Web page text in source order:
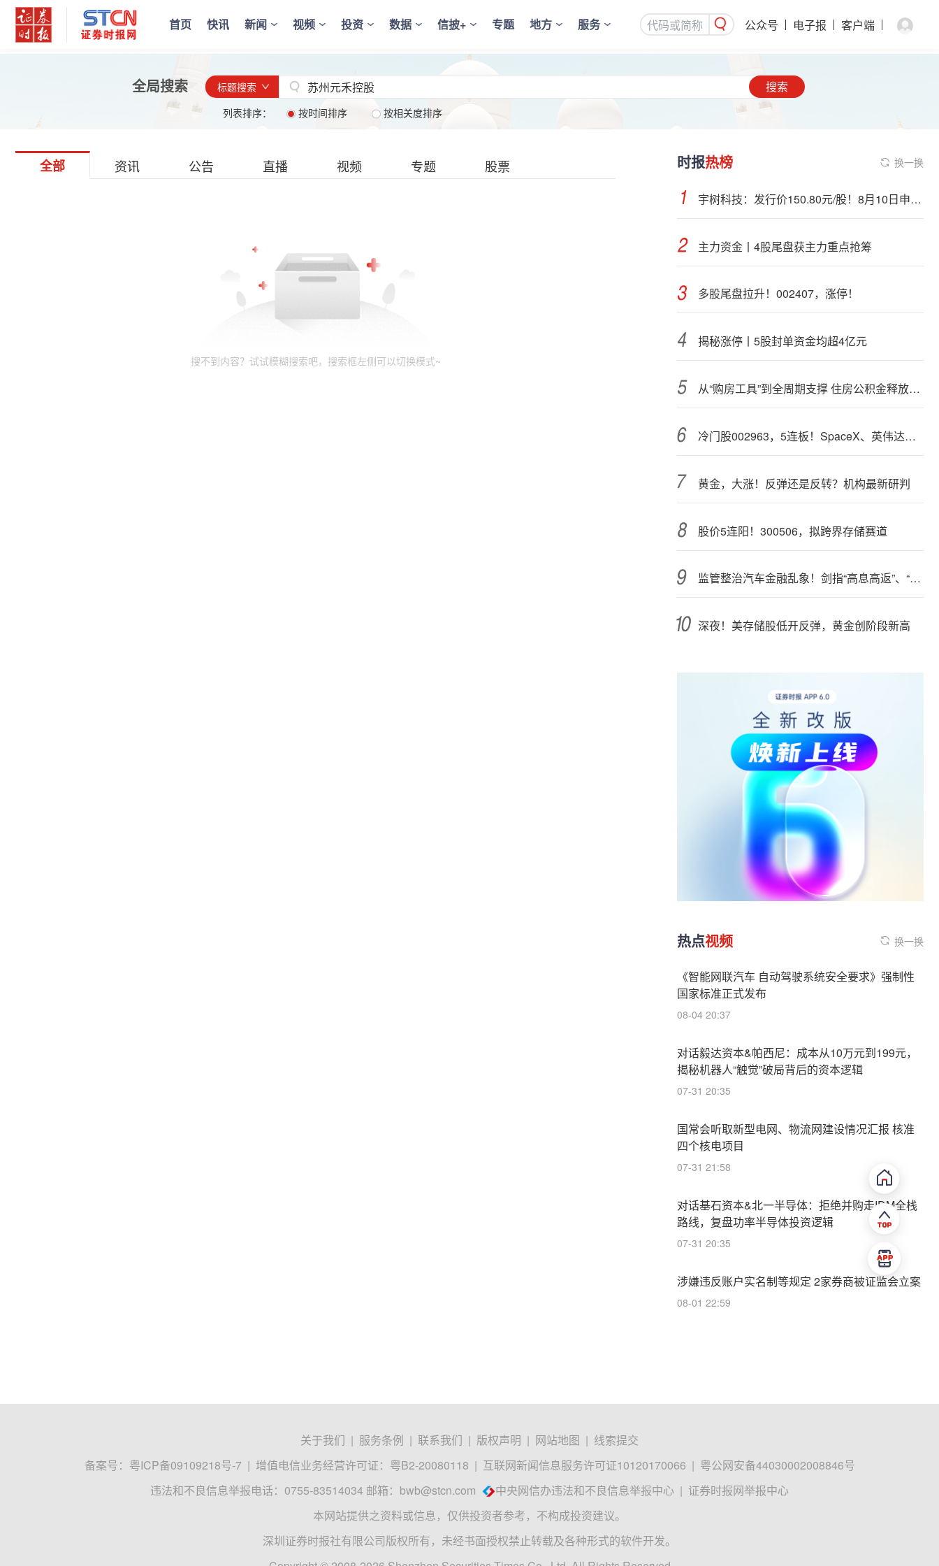
首页 快讯 新闻 视频 投资 数据 信披+ 专题 地方 服务 公众号 电子报 客户端
全局搜索 标题搜索 搜索
列表排序： 按时间排序 按相关度排序
全部 资讯 公告 直播 视频 专题 股票
搜不到内容？试试模糊搜索吧，搜索框左侧可以切换模式~
时报热榜 换一换
宇树科技：发行价150.80元/股！8月10日申购，DeepSeek参与战略配售
主力资金丨4股尾盘获主力重点抢筹
多股尾盘拉升！002407，涨停！
揭秘涨停丨5股封单资金均超4亿元
从“购房工具”到全周期支撑 住房公积金释放更大能量
冷门股002963，5连板！SpaceX、英伟达联手，入局太空算力（附股）
黄金，大涨！反弹还是反转？机构最新研判
股价5连阳！300506，拟跨界存储赛道
监管整治汽车金融乱象！剑指“高息高返”、“零首付”“低首付”诱导购车
深夜！美存储股低开反弹，黄金创阶段新高
热点视频 换一换
《智能网联汽车 自动驾驶系统安全要求》强制性
国家标准正式发布
08-04 20:37
对话毅达资本&帕西尼：成本从10万元到199元，
揭秘机器人“触觉”破局背后的资本逻辑
07-31 20:35
国常会听取新型电网、物流网建设情况汇报 核准
四个核电项目
07-31 21:58
对话基石资本&北一半导体：拒绝并购走IDM全栈
路线，复盘功率半导体投资逻辑
07-31 20:35
涉嫌违反账户实名制等规定 2家券商被证监会立案
08-01 22:59
关于我们 | 服务条例 | 联系我们 | 版权声明 | 网站地图 | 线索提交
备案号： 粤ICP备09109218号-7 | 增值电信业务经营许可证：粤B2-20080118 | 互联网新闻信息服务许可证10120170066 | 粤公网安备44030002008846号
违法和不良信息举报电话：0755-83514034 邮箱： bwb@stcn.com 中央网信办违法和不良信息举报中心 | 证券时报网举报中心
本网站提供之资料或信息，仅供投资者参考，不构成投资建议。
深圳证券时报社有限公司版权所有，未经书面授权禁止转载及各种形式的软件开发。